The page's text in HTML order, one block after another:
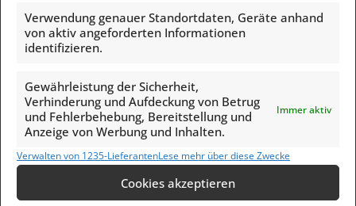
Verwendung genauer Standortdaten, Geräte anhand
von aktiv angeforderten Informationen
identifizieren.
Gewährleistung der Sicherheit,
Verhinderung und Aufdeckung von Betrug
und Fehlerbehebung, Bereitstellung und
Anzeige von Werbung und Inhalten.
Immer aktiv
Verwalten von 1235-LieferantenLese mehr über diese Zwecke
Cookies akzeptieren
Schwächen – Wähle die Stärken!
sagt:
April 5, 2023 um 12:07 p.m. Uhr
[…] Jeder Immobilienbesitzer sollte sich darüber im
Klaren sein, dass man sich nicht vor staatlichen
besitzt, erbt automatisch auch viele
Verpflichtungen und steht außerdem im Fokus von
Belastungen. Wer in Abteilung I im Grundbuch als
Eigentümer steht, ist automatisch Ziel
Nachteile bei unliebsamen Überraschungen. […]